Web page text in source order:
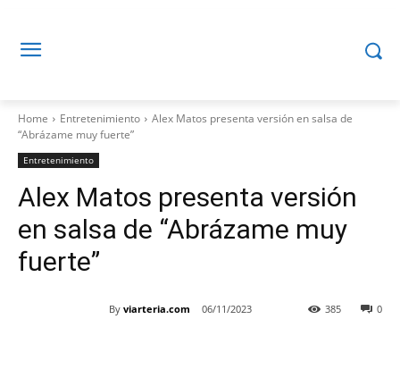
Home Entretenimiento
Alex Matos presenta versión en salsa de
“Abrázame muy fuerte”
Entretenimiento
Alex Matos presenta versión
en salsa de “Abrázame muy
fuerte”
By viarteria.com 06/11/2023 0
385